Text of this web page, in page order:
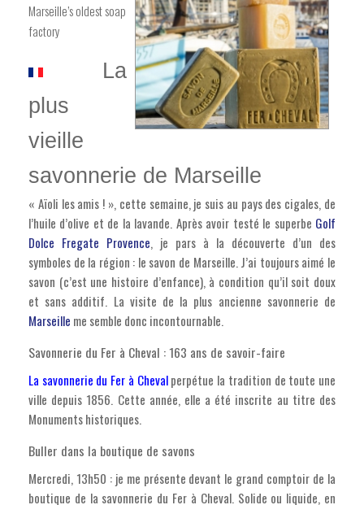
Marseille’s oldest soap
factory
La
plus
vieille
savonnerie de Marseille
« Aïoli les amis ! », cette semaine, je suis au pays des cigales, de
l’huile d’olive et de la lavande. Après avoir testé le superbe Golf
Dolce Fregate Provence, je pars à la découverte d’un des
symboles de la région : le savon de Marseille. J’ai toujours aimé le
savon (c’est une histoire d’enfance), à condition qu’il soit doux
et sans additif. La visite de la plus ancienne savonnerie de
Marseille me semble donc incontournable.
Savonnerie du Fer à Cheval : 163 ans de savoir-faire
La savonnerie du Fer à Chevalperpétue la tradition de toute une
ville depuis 1856. Cette année, elle a été inscrite au titre des
Monuments historiques.
Buller dans la boutique de savons
Mercredi, 13h50 : je me présente devant le grand comptoir de la
boutique de la savonnerie du Fer à Cheval. Solide ou liquide, en